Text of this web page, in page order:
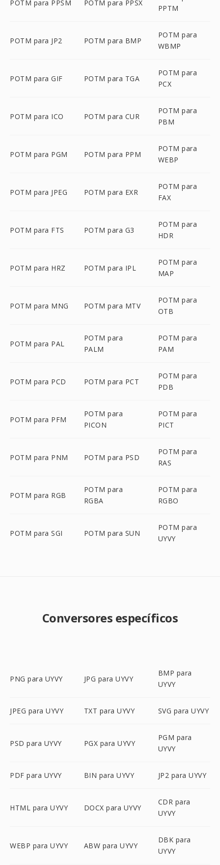
POTM para PPSM POTM para PPSX
PPTM
POTM para JP2 POTM para BMP
POTM para
WBMP
POTM para GIF POTM para TGA
POTM para
PCX
POTM para ICO POTM para CUR
POTM para
PBM
POTM para PGM POTM para PPM
POTM para
WEBP
POTM para JPEG POTM para EXR
POTM para
FAX
POTM para FTS POTM para G3
POTM para
HDR
POTM para HRZ POTM para IPL
POTM para
MAP
POTM para MNG POTM para MTV
POTM para
OTB
POTM para PAL
POTM para
PALM
POTM para
PAM
POTM para PCD POTM para PCT
POTM para
PDB
POTM para PFM
POTM para
PICON
POTM para
PICT
POTM para PNM POTM para PSD
POTM para
RAS
POTM para RGB
POTM para
RGBA
POTM para
RGBO
POTM para SGI POTM para SUN
POTM para
UYVY
Conversores específicos
PNG para UYVY JPG para UYVY
BMP para
UYVY
JPEG para UYVY TXT para UYVY SVG para UYVY
PSD para UYVY PGX para UYVY
PGM para
UYVY
PDF para UYVY BIN para UYVY JP2 para UYVY
HTML para UYVY DOCX para UYVY
CDR para
UYVY
WEBP para UYVY ABW para UYVY
DBK para
UYVY